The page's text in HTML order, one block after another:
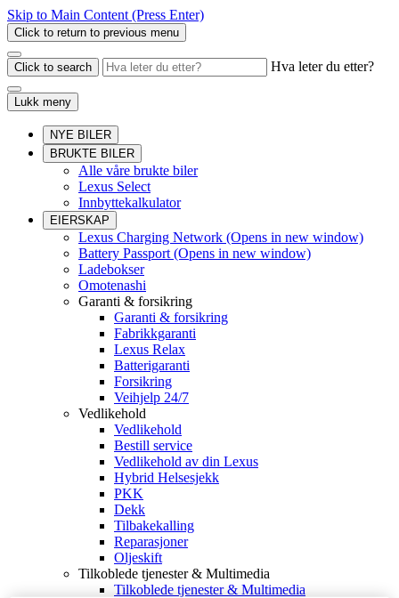
Skip to Main Content (Press Enter)
Click to return to previous menu
Click to search Hva leter du etter?
Lukk meny
NYE BILER
BRUKTE BILER
Alle våre brukte biler
Lexus Select
Innbyttekalkulator
EIERSKAP
Lexus Charging Network (Opens in new window)
Battery Passport (Opens in new window)
Ladebokser
Omotenashi
Garanti & forsikring
Garanti & forsikring
Fabrikkgaranti
Lexus Relax
Batterigaranti
Forsikring
Veihjelp 24/7
Vedlikehold
Vedlikehold
Bestill service
Vedlikehold av din Lexus
Hybrid Helsesjekk
PKK
Dekk
Tilbakekalling
Reparasjoner
Oljeskift
Tilkoblede tjenester & Multimedia
Tilkoblede tjenester & Multimedia